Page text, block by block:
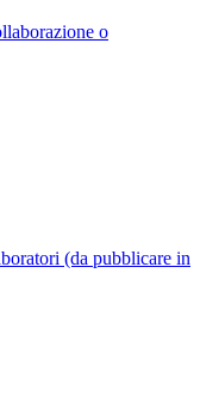
o
(da pubblicare in